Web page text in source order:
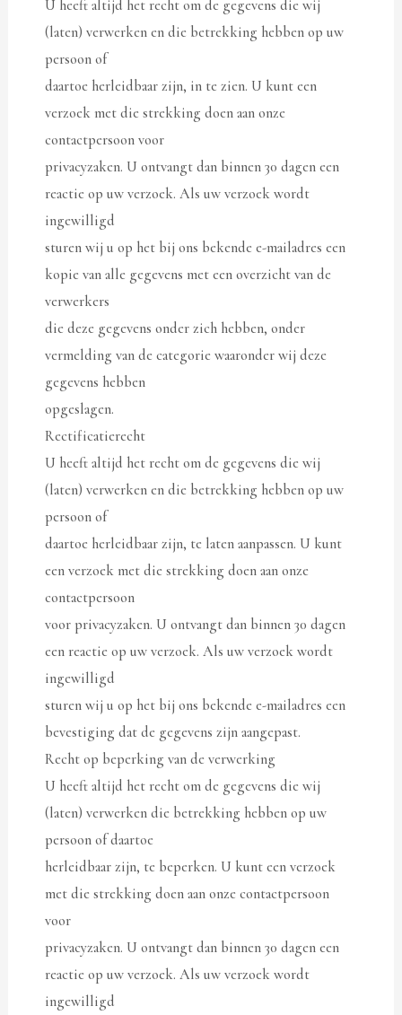
U heeft altijd het recht om de gegevens die wij
(laten) verwerken en die betrekking hebben op uw
persoon of
daartoe herleidbaar zijn, in te zien. U kunt een
verzoek met die strekking doen aan onze
contactpersoon voor
privacyzaken. U ontvangt dan binnen 30 dagen een
reactie op uw verzoek. Als uw verzoek wordt
ingewilligd
sturen wij u op het bij ons bekende e-mailadres een
kopie van alle gegevens met een overzicht van de
verwerkers
die deze gegevens onder zich hebben, onder
vermelding van de categorie waaronder wij deze
gegevens hebben
opgeslagen.
Rectificatierecht
U heeft altijd het recht om de gegevens die wij
(laten) verwerken en die betrekking hebben op uw
persoon of
daartoe herleidbaar zijn, te laten aanpassen. U kunt
een verzoek met die strekking doen aan onze
contactpersoon
voor privacyzaken. U ontvangt dan binnen 30 dagen
een reactie op uw verzoek. Als uw verzoek wordt
ingewilligd
sturen wij u op het bij ons bekende e-mailadres een
bevestiging dat de gegevens zijn aangepast.
Recht op beperking van de verwerking
U heeft altijd het recht om de gegevens die wij
(laten) verwerken die betrekking hebben op uw
persoon of daartoe
herleidbaar zijn, te beperken. U kunt een verzoek
met die strekking doen aan onze contactpersoon
voor
privacyzaken. U ontvangt dan binnen 30 dagen een
reactie op uw verzoek. Als uw verzoek wordt
ingewilligd